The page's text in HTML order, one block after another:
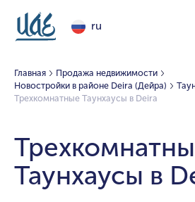
ru
Главная
Продажа недвижимости
Новостройки в районе Deira (Дейра)
Трехкомнатные Таунхаусы в Deira
Таунхаусы в